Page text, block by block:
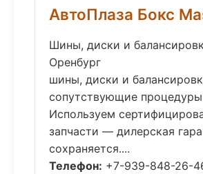
АвтоПлаза Бокс
Шины, диски и
Оренбург
шины, диски и
сопутствующие
Используем
запчасти — дилерская
сохраняется....
Телефон: +7-939-848-26-